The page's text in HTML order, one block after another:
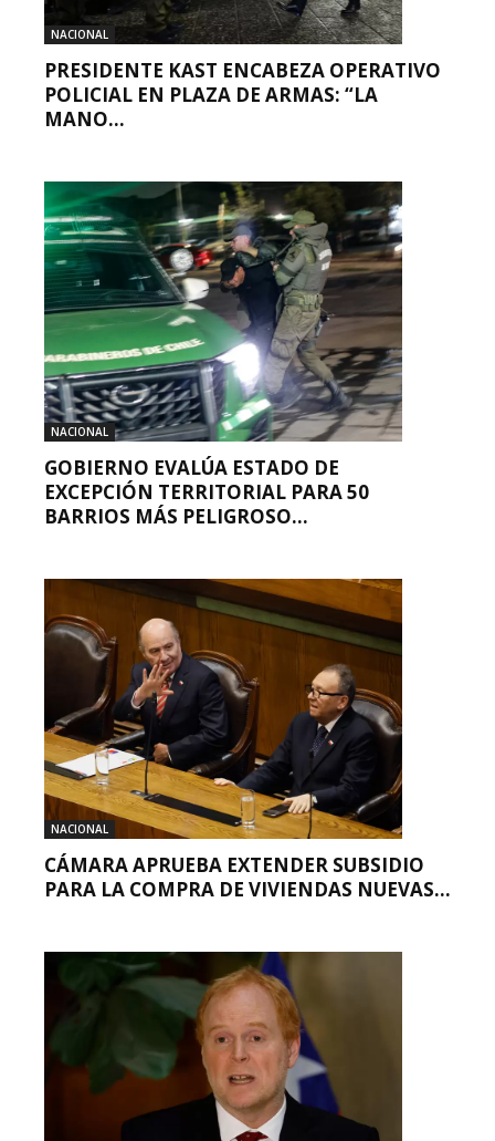
NACIONAL
PRESIDENTE KAST ENCABEZA OPERATIVO
POLICIAL EN PLAZA DE ARMAS: “LA
MANO...
NACIONAL
GOBIERNO EVALÚA ESTADO DE
EXCEPCIÓN TERRITORIAL PARA 50
BARRIOS MÁS PELIGROSO...
NACIONAL
CÁMARA APRUEBA EXTENDER SUBSIDIO
PARA LA COMPRA DE VIVIENDAS NUEVAS...